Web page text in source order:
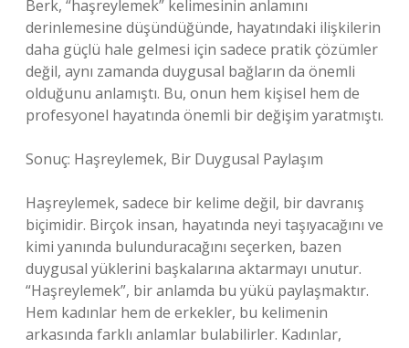
Berk, “haşreylemek” kelimesinin anlamını
derinlemesine düşündüğünde, hayatındaki ilişkilerin
daha güçlü hale gelmesi için sadece pratik çözümler
değil, aynı zamanda duygusal bağların da önemli
olduğunu anlamıştı. Bu, onun hem kişisel hem de
profesyonel hayatında önemli bir değişim yaratmıştı.
Sonuç: Haşreylemek, Bir Duygusal Paylaşım
Haşreylemek, sadece bir kelime değil, bir davranış
biçimidir. Birçok insan, hayatında neyi taşıyacağını ve
kimi yanında bulunduracağını seçerken, bazen
duygusal yüklerini başkalarına aktarmayı unutur.
“Haşreylemek”, bir anlamda bu yükü paylaşmaktır.
Hem kadınlar hem de erkekler, bu kelimenin
arkasında farklı anlamlar bulabilirler. Kadınlar,